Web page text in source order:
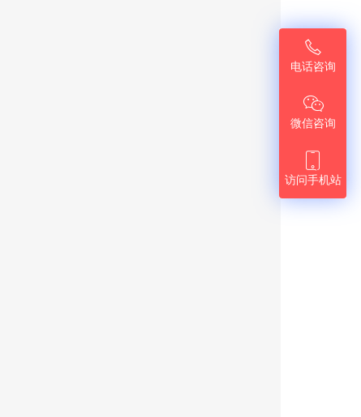

电话咨询

微信咨询

访问手机站